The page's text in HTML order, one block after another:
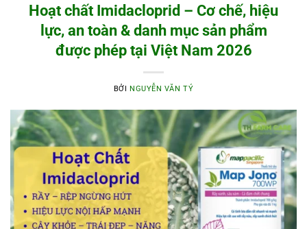
Hoạt chất Imidacloprid – Cơ chế, hiệu
lực, an toàn & danh mục sản phẩm
được phép tại Việt Nam 2026
BỞI NGUYỄN VĂN TÝ